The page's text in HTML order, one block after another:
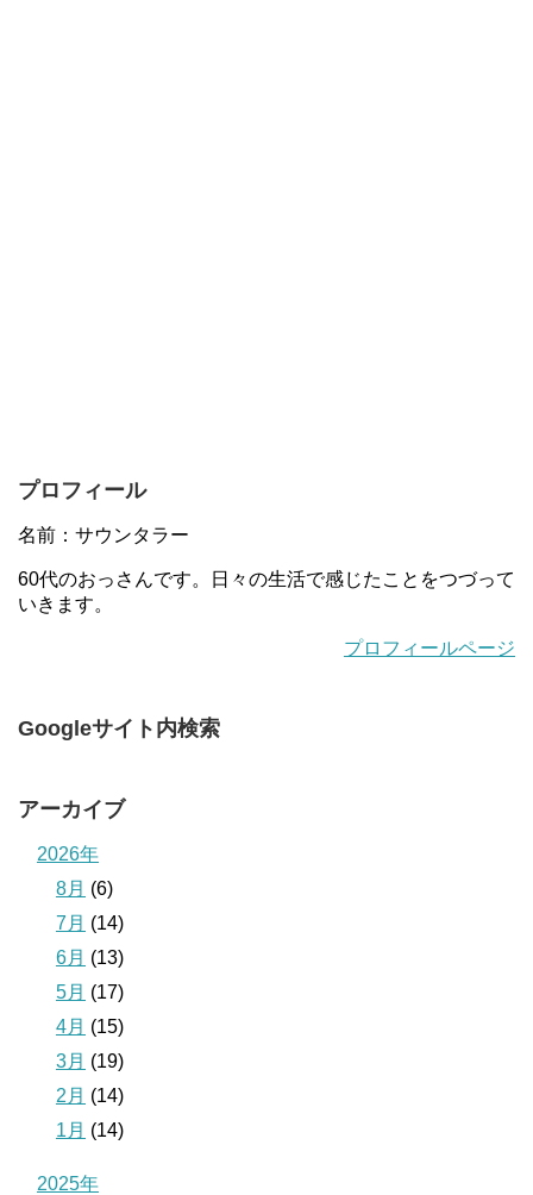
プロフィール
名前：サウンタラー
60代のおっさんです。日々の生活で感じたことをつづって
いきます。
プロフィールページ
Googleサイト内検索
アーカイブ
2026年
8月 (6)
7月 (14)
6月 (13)
5月 (17)
4月 (15)
3月 (19)
2月 (14)
1月 (14)
2025年